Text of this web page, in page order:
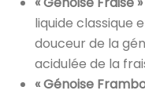
liquide classique
douceur de la
acidulée de la
« Génoise